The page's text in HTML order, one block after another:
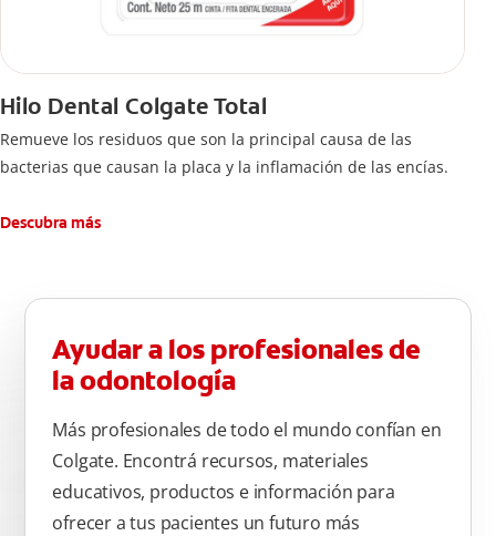
Hilo Dental Colgate Total
Remueve los residuos que son la principal causa de las
bacterias que causan la placa y la inflamación de las encías.
Descubra más
Ayudar a los profesionales de
la odontología
Más profesionales de todo el mundo confían en
Colgate. Encontrá recursos, materiales
educativos, productos e información para
ofrecer a tus pacientes un futuro más